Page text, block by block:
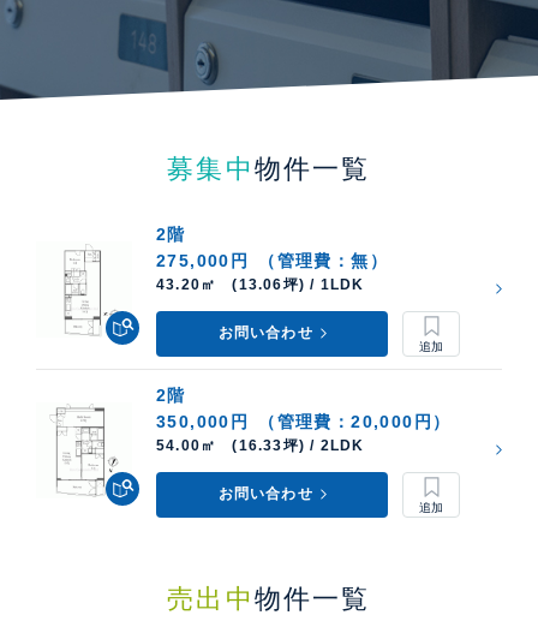
募集中 物件一覧
2階
275,000円
（管理費：無）
43.20㎡ (13.06坪) / 1LDK
お問い合わせ
2階
350,000円
（管理費：20,000円）
54.00㎡ (16.33坪) / 2LDK
お問い合わせ
売出中 物件一覧